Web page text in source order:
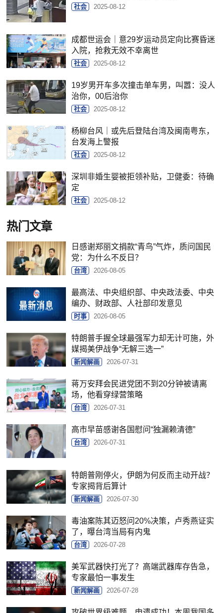
社会 2025-08-12
成都世运会｜意29岁运动员定向比赛昏迷
入院，抢救无效不幸离世
社会 2025-08-12
19岁男开车多次撞击单车男，叫嚣：没人
治你，00后治你
社会 2025-08-12
杨柳台风｜或先后登陆台湾及闽南粤东，
台发海上警报
社会 2025-08-12
深圳非婚生婴被拒领补贴，卫健委：待确
定
社会 2025-08-12
热门文章
日感谢郑丽文捐款“青鸟”气炸，质问国民
党：为什么不反日？
台湾 2026-08-05
最高法、中央组织部、中央政法委、中央
编办、财政部、人社部印发意见
时事 2026-08-05
特朗普手握全球最强军力却无计可施，外
媒揭美伊战争“无解三选一”
新闻解画 2026-07-31
蒋万安拜会民进党团不到20分钟被请离
场，他看穿绿营策略
台湾 2026-07-31
高市早苗感谢各国慰问“独漏赖清德”
台湾 2026-07-31
特朗普刚停火，伊朗为何反而主动开战？
专家揭背后算计
新闻解画 2026-07-30
毒油案陈其迈怒问20%决策，卢秀燕证实
了，曝台湾当局有内鬼
台湾 2026-07-28
美军武器快打光了？高端武器库存告急，
专家最怕一事发生
新闻解画 2026-07-28